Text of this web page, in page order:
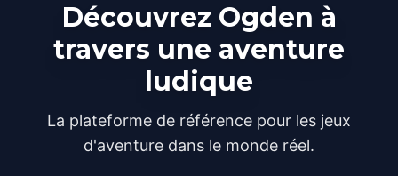
Découvrez Ogden à
travers une aventure
ludique
La plateforme de référence pour les jeux
d'aventure dans le monde réel.